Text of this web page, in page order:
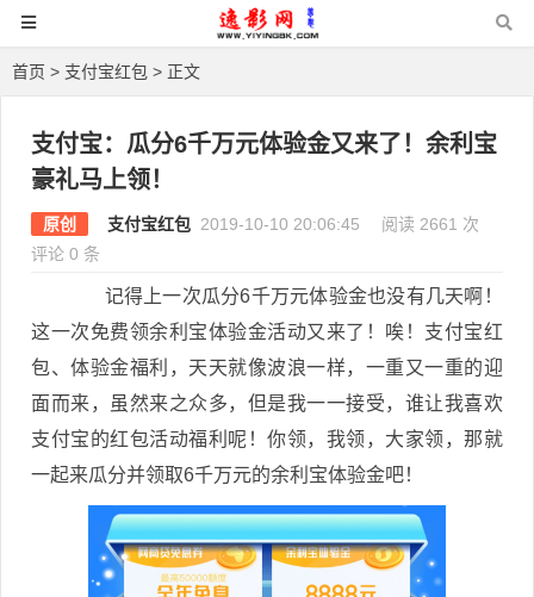
首页 > 支付宝红包 > 正文
支付宝：瓜分6千万元体验金又来了！余利宝
豪礼马上领！
原创 支付宝红包 2019-10-10 20:06:45
阅读 2661 次
评论 0 条
记得上一次瓜分6千万元体验金也没有几天啊！
这一次免费领余利宝体验金活动又来了！唉！支付宝红
包、体验金福利，天天就像波浪一样，一重又一重的迎
面而来，虽然来之众多，但是我一一接受，谁让我喜欢
支付宝的红包活动福利呢！你领，我领，大家领，那就
一起来瓜分并领取6千万元的余利宝体验金吧！